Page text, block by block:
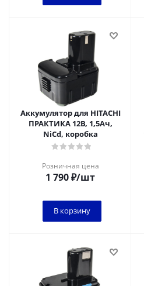
Аккумулятор для HITACHI
ПРАКТИКА 12В, 1,5Ач,
NiCd, коробка
Розничная цена
1 790₽/шт
В корзину